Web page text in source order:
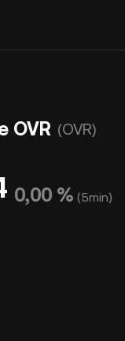
OVR (OVR)
0,00 % (5min)